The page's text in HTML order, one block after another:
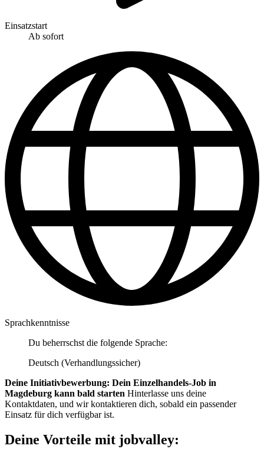
Einsatzstart
Ab sofort
Sprachkenntnisse
Du beherrschst die folgende Sprache:
Deutsch (Verhandlungssicher)
Deine Initiativbewerbung: Dein Einzelhandels-Job in
Magdeburg kann bald starten Hinterlasse uns deine
Kontaktdaten, und wir kontaktieren dich, sobald ein passender
Einsatz für dich verfügbar ist.
Deine Vorteile mit jobvalley: